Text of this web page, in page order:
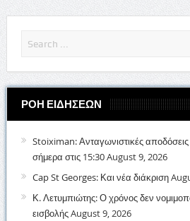
ΡΟΗ ΕΙΔΗΣΕΩΝ
Stoiximan: Ανταγωνιστικές
σήμερα στις 15:30August 9, 2026
Cap St Georges: Και νέα διάκριση
Κ. Λετυμπιώτης: Ο χρόνος δεν
εισβολήςAugust 9, 2026